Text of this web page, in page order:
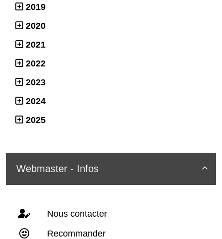
2019
2020
2021
2022
2023
2024
2025

Webmaster - Infos
Nous contacter
Recommander